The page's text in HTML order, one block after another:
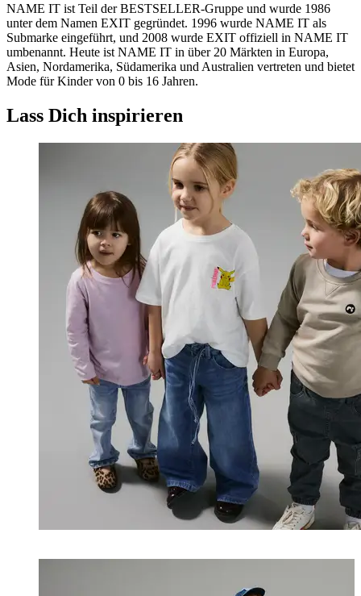
NAME IT ist Teil der BESTSELLER-Gruppe und wurde 1986
unter dem Namen EXIT gegründet. 1996 wurde NAME IT als
Submarke eingeführt, und 2008 wurde EXIT offiziell in NAME IT
umbenannt. Heute ist NAME IT in über 20 Märkten in Europa,
Asien, Nordamerika, Südamerika und Australien vertreten und bietet
Mode für Kinder von 0 bis 16 Jahren.
Lass Dich inspirieren